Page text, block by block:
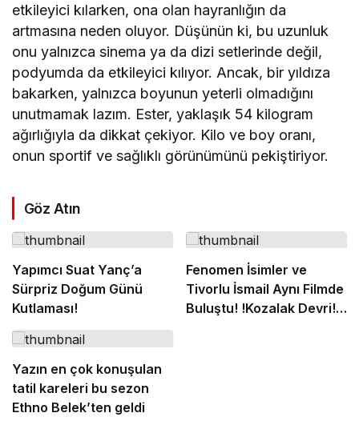
etkileyici kılarken, ona olan hayranlığın da
artmasına neden oluyor. Düşünün ki, bu uzunluk
onu yalnızca sinema ya da dizi setlerinde değil,
podyumda da etkileyici kılıyor. Ancak, bir yıldıza
bakarken, yalnızca boyunun yeterli olmadığını
unutmamak lazım. Ester, yaklaşık 54 kilogram
ağırlığıyla da dikkat çekiyor. Kilo ve boy oranı,
onun sportif ve sağlıklı görünümünü pekiştiriyor.
Göz Atın
Yapımcı Suat Yanç’a
Sürpriz Doğum Günü
Kutlaması!
Fenomen İsimler ve
Tivorlu İsmail Aynı Filmde
Buluştu! !Kozalak Devri! 7
Yazın en çok konuşulan
tatil kareleri bu sezon
Ethno Belek’ten geldi